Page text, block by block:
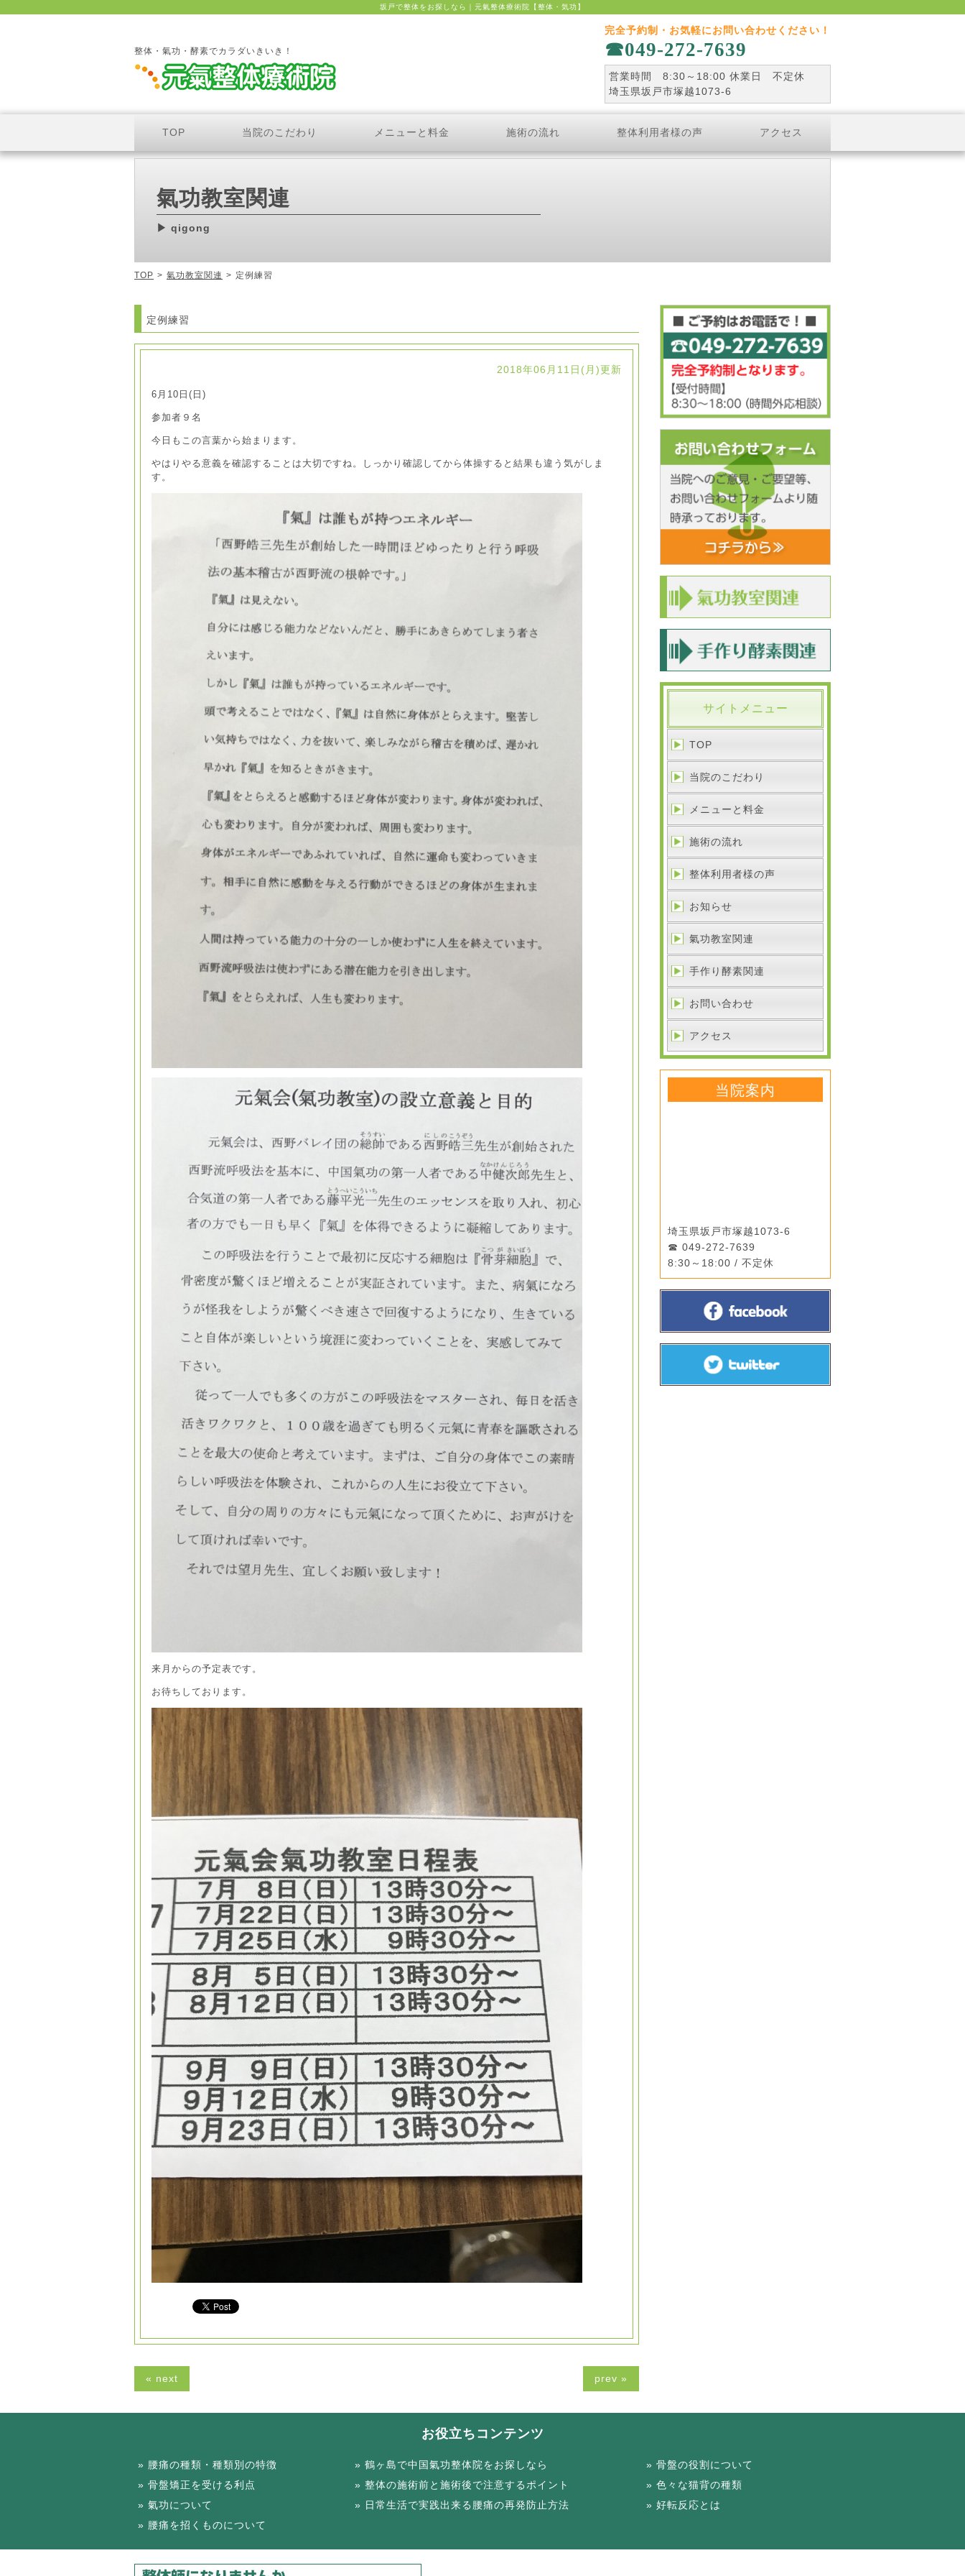
坂戸で整体をお探しなら｜元氣整体療術院【整体・気功】
整体・氣功・酵素でカラダいきいき！
完全予約制・お気軽にお問い合わせください！
049-272-7639
営業時間 8:30～18:00 休業日 不定休
埼玉県坂戸市塚越1073-6
TOP 当院のこだわり メニューと料金 施術の流れ 整体利用者様の声 アクセス
氣功教室関連
qigong
TOP > 氣功教室関連 > 定例練習
定例練習
2018年06月11日(月)更新
6月10日(日)
参加者９名
今日もこの言葉から始まります。
やはりやる意義を確認することは大切ですね。しっかり確認してから体操すると結果も違う気がしま
す。
来月からの予定表です。
お待ちしております。
« next prev »
サイトメニュー
TOP
当院のこだわり
メニューと料金
施術の流れ
整体利用者様の声
お知らせ
氣功教室関連
手作り酵素関連
お問い合わせ
アクセス
当院案内
埼玉県坂戸市塚越1073-6
049-272-7639
8:30～18:00 / 不定休
お役立ちコンテンツ
腰痛の種類・種類別の特徴
骨盤矯正を受ける利点
氣功について
腰痛を招くものについて
鶴ヶ島で中国氣功整体院をお探しなら
整体の施術前と施術後で注意するポイント
日常生活で実践出来る腰痛の再発防止方法
骨盤の役割について
色々な猫背の種類
好転反応とは